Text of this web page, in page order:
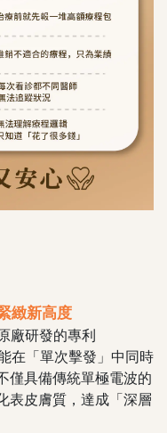
緻新高度
廠研發的專利
在「單次擊發」中同時
僅具備傳統單極電波的
表皮膚質，達成「深層